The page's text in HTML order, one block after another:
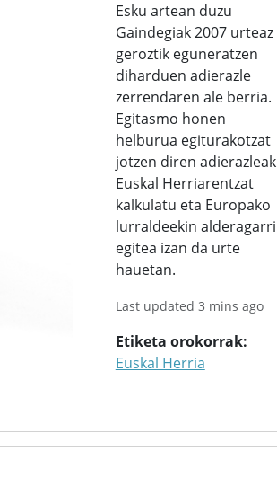
Esku artean duzu
Gaindegiak 2007 urteaz
geroztik eguneratzen
diharduen adierazle
zerrendaren ale berria.
Egitasmo honen
helburua egiturakotzat
jotzen diren adierazleak
Euskal Herriarentzat
kalkulatu eta Europako
lurraldeekin alderagarri
egitea izan da urte
hauetan.
Last updated 3 mins ago
Etiketa orokorrak
Euskal Herria